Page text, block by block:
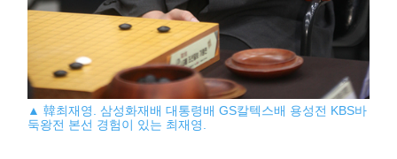
▲ 韓최재영. 삼성화재배 대통령배 GS칼텍스배 용성전 KBS바
둑왕전 본선 경험이 있는 최재영.